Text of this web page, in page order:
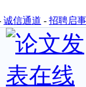
诚信通道 - 招聘启事